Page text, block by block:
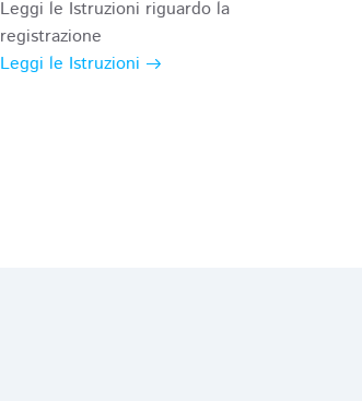
Leggi le Istruzioni riguardo la
registrazione
Leggi le Istruzioni